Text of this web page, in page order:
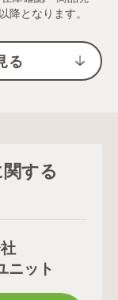
降となります。
る
する
ニット